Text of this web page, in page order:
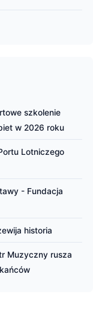
szkolenie
w 2026 roku
Lotniczego
- Fundacja
historia
Muzyczny rusza